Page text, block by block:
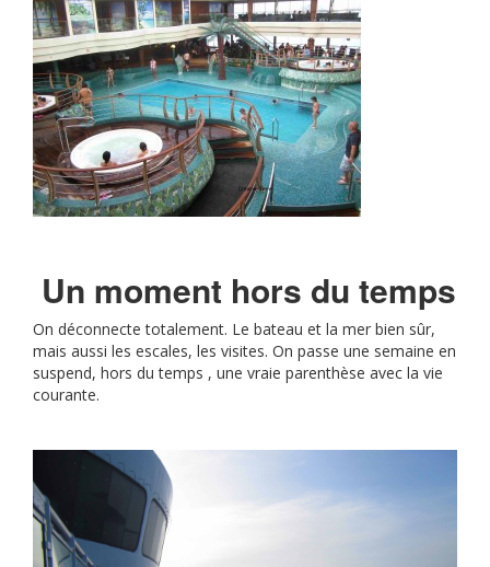
Un moment hors du temps
On déconnecte totalement. Le bateau et la mer bien sûr,
mais aussi les escales, les visites. On passe une semaine en
suspend, hors du temps , une vraie parenthèse avec la vie
courante.